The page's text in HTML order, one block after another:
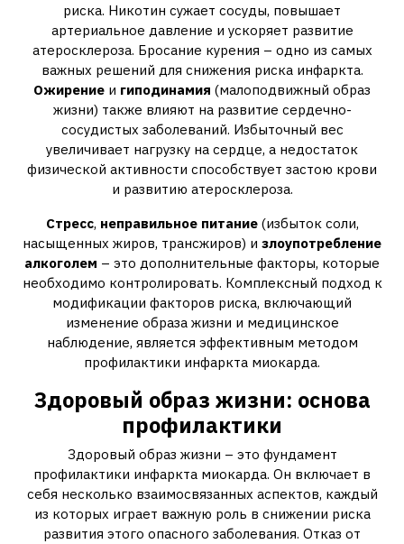
риска. Никотин сужает сосуды, повышает
артериальное давление и ускоряет развитие
атеросклероза. Бросание курения – одно из самых
важных решений для снижения риска инфаркта.
Ожирение и гиподинамия (малоподвижный образ
жизни) также влияют на развитие сердечно-
сосудистых заболеваний. Избыточный вес
увеличивает нагрузку на сердце, а недостаток
физической активности способствует застою крови
и развитию атеросклероза.
Стресс, неправильное питание(избыток соли,
насыщенных жиров, трансжиров) и злоупотребление
алкоголем – это дополнительные факторы, которые
необходимо контролировать. Комплексный подход к
модификации факторов риска, включающий
изменение образа жизни и медицинское
наблюдение, является эффективным методом
профилактики инфаркта миокарда.
Здоровый образ жизни: основа
профилактики
Здоровый образ жизни – это фундамент
профилактики инфаркта миокарда. Он включает в
себя несколько взаимосвязанных аспектов, каждый
из которых играет важную роль в снижении риска
развития этого опасного заболевания. Отказ от